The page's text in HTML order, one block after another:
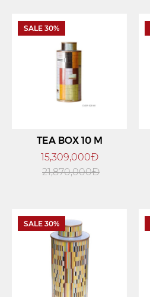
SALE 30%
TEA BOX 10 M
15,309,000Đ
21,870,000Đ
SALE 30%